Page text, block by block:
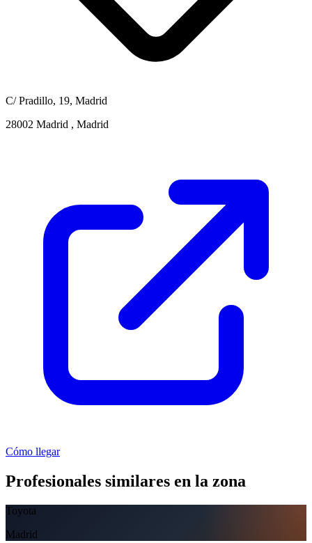
C/ Pradillo, 19, Madrid
28002 Madrid , Madrid
Cómo llegar
Profesionales similares en la zona
Toyota
Madrid